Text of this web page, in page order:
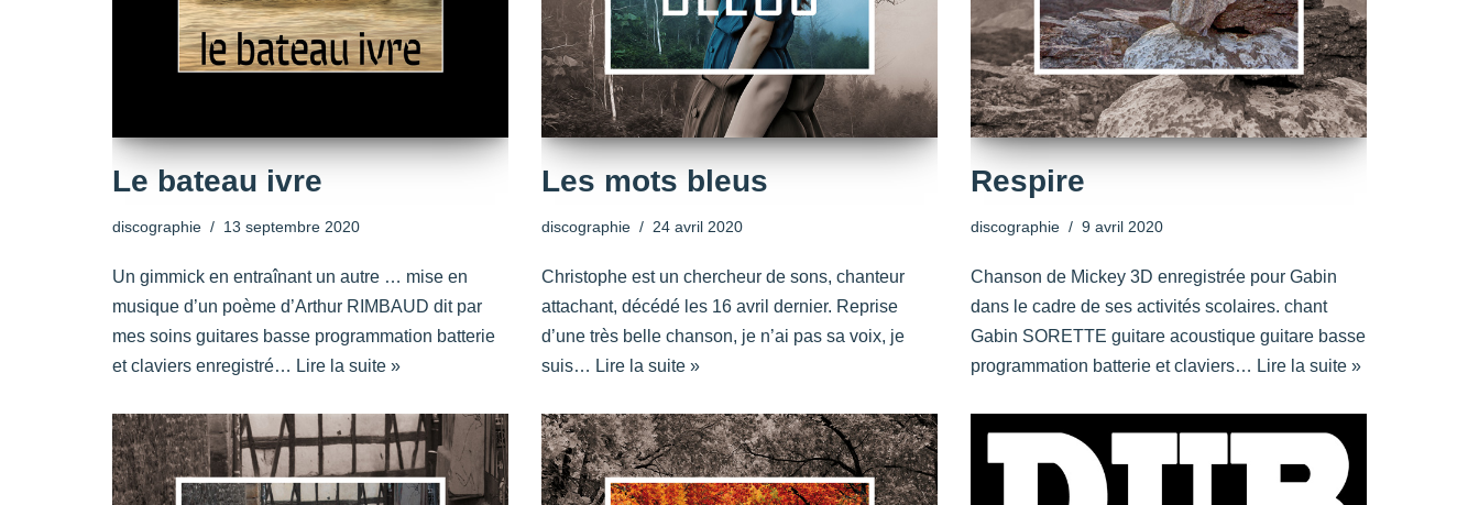
Le bateau ivre
discographie 13 septembre 2020
Un gimmick en entraînant un autre … mise en
musique d’un poème d’Arthur RIMBAUD dit par
mes soins guitares basse programmation batterie
et claviers enregistré… Lire la suite »
Les mots bleus
discographie 24 avril 2020
Christophe est un chercheur de sons, chanteur
attachant, décédé les 16 avril dernier. Reprise
d’une très belle chanson, je n’ai pas sa voix, je
suis… Lire la suite »
Respire
discographie 9 avril 2020
Chanson de Mickey 3D enregistrée pour Gabin
dans le cadre de ses activités scolaires. chant
Gabin SORETTE guitare acoustique guitare basse
programmation batterie et claviers… Lire la suite »